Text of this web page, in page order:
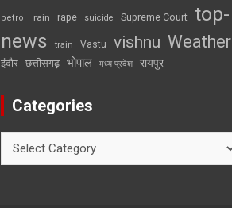
petrol rain rape suicide Supreme Court top-
news
train Vastu vishnu Weather
इंदौर छत्तीसगढ़ भोपाल मध्य प्रदेश रायपुर
Categories